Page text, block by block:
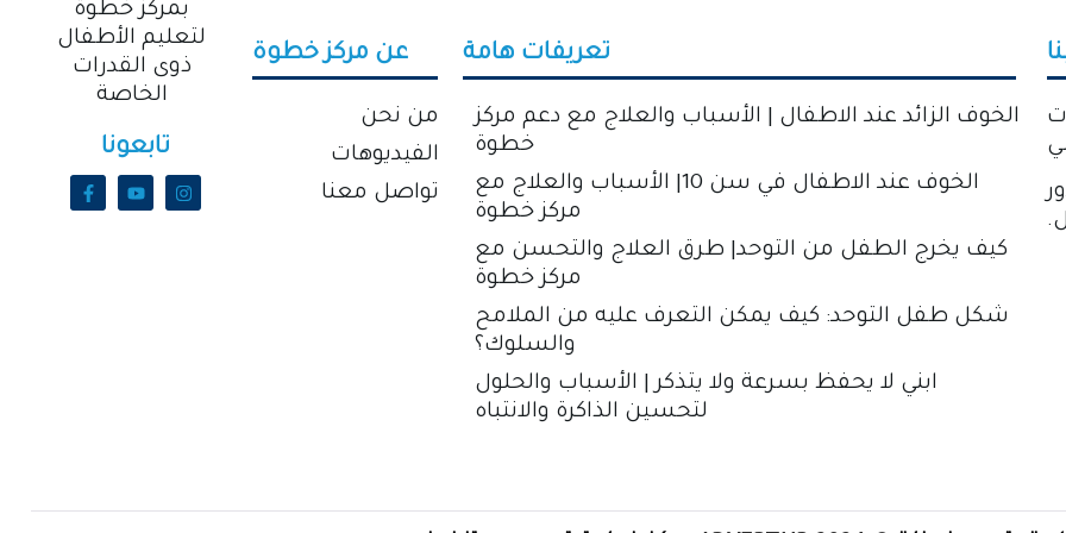
تابعونا
عن مركز خطوة
من نحن
الفيديوهات
تواصل معنا
تعريفات هامة
الخوف الزائد عند الاطفال | الأسباب والعلاج مع دعم مركز
خطوة
الخوف عند الاطفال في سن 10| الأسباب والعلاج مع
مركز خطوة
كيف يخرج الطفل من التوحد| طرق العلاج والتحسن مع
مركز خطوة
شكل طفل التوحد: كيف يمكن التعرف عليه من الملامح
والسلوك؟
ابني لا يحفظ بسرعة ولا يتذكر | الأسباب والحلول
لتحسين الذاكرة والانتباه